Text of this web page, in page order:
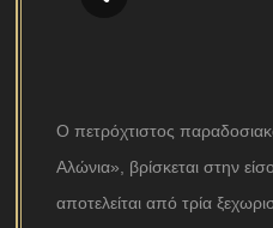
Ο πετρόχτιστος
Αλώνια», βρίσκεται στην
αποτελείται από τρία